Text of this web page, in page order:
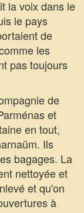
la voix dans le
le pays
de
les
pas toujours
de
et
en tout,
Ils
bagages. La
nettoyée et
et qu'on
à